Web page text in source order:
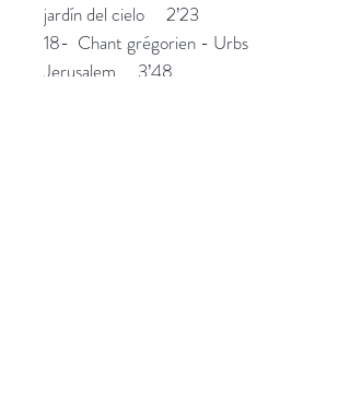
jardín del cielo 2’23
18- Chant grégorien - Urbs
Jerusalem 3’48